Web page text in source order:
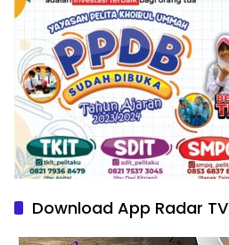
Download App Radar TV